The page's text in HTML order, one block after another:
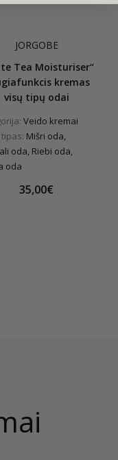
JORGOBE
Tea Moisturiser“
kremas
visų tipų odai
Veido kremai
Mišri oda,
oda, Riebi oda,
oda
35,00€